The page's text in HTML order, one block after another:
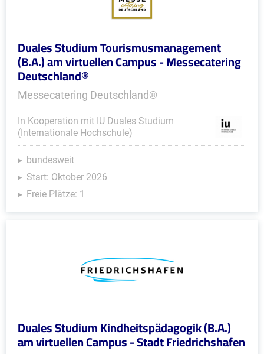
Duales Studium Tourismusmanagement
(B.A.) am virtuellen Campus - Messecatering
Deutschland®
Messecatering Deutschland®
In Kooperation mit IU Duales Studium
(Internationale Hochschule)
bundesweit
Start: Oktober 2026
Freie Plätze: 1
Duales Studium Kindheitspädagogik (B.A.)
am virtuellen Campus - Stadt Friedrichshafen